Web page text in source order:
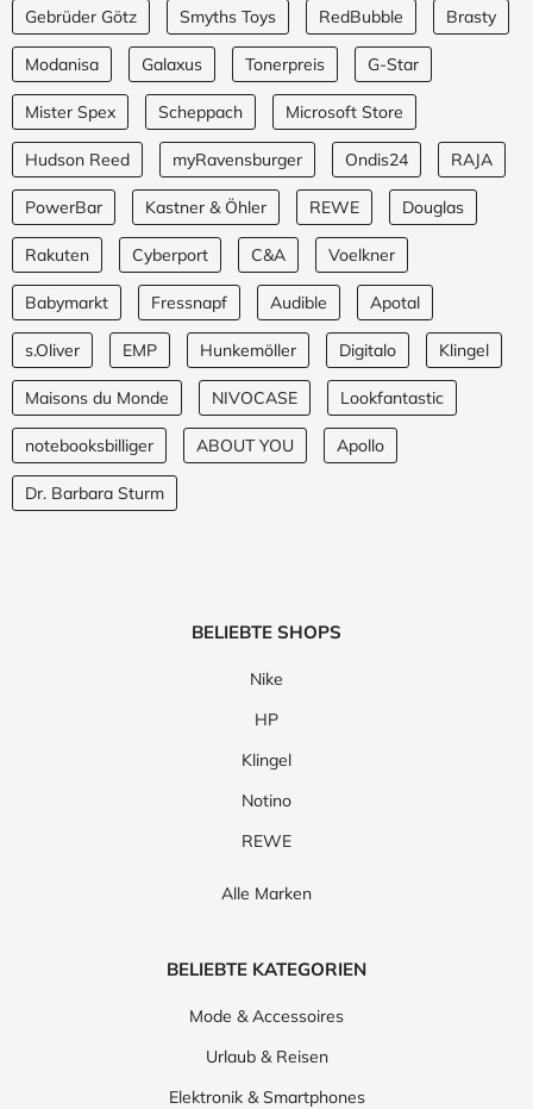
Gebrüder Götz Smyths Toys RedBubble Brasty
Modanisa Galaxus Tonerpreis G-Star
Mister Spex Scheppach Microsoft Store
Hudson Reed myRavensburger Ondis24 RAJA
PowerBar Kastner & Öhler REWE Douglas
Rakuten Cyberport C&A Voelkner
Babymarkt Fressnapf Audible Apotal
s.Oliver EMP Hunkemöller Digitalo Klingel
Maisons du Monde NIVOCASE Lookfantastic
notebooksbilliger ABOUT YOU Apollo
Dr. Barbara Sturm
BELIEBTE SHOPS
Nike
HP
Klingel
Notino
REWE
Alle Marken
BELIEBTE KATEGORIEN
Mode & Accessoires
Urlaub & Reisen
Elektronik & Smartphones